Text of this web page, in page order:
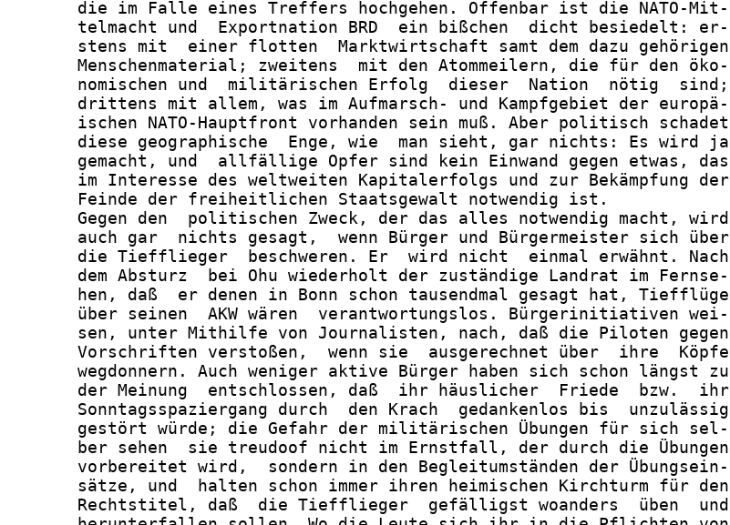
       die im Falle eines Treffers hochgehen. Offenbar ist die NATO-Mit-
       telmacht und  Exportnation BRD  ein bißchen  dicht besiedelt: er-
       stens mit  einer flotten  Marktwirtschaft samt dem dazu gehörigen
       Menschenmaterial; zweitens  mit den Atommeilern, die für den öko-
       nomischen und  militärischen Erfolg  dieser  Nation  nötig  sind;
       drittens mit allem, was im Aufmarsch- und Kampfgebiet der europä-
       ischen NATO-Hauptfront vorhanden sein muß. Aber politisch schadet
       diese geographische  Enge, wie  man sieht, gar nichts: Es wird ja
       gemacht, und  allfällige Opfer sind kein Einwand gegen etwas, das
       im Interesse des weltweiten Kapitalerfolgs und zur Bekämpfung der
       Feinde der freiheitlichen Staatsgewalt notwendig ist.
       Gegen den  politischen Zweck, der das alles notwendig macht, wird
       auch gar  nichts gesagt,  wenn Bürger und Bürgermeister sich über
       die Tiefflieger  beschweren. Er  wird nicht  einmal erwähnt. Nach
       dem Absturz  bei Ohu wiederholt der zuständige Landrat im Fernse-
       hen, daß  er denen in Bonn schon tausendmal gesagt hat, Tiefflüge
       über seinen  AKW wären  verantwortungslos. Bürgerinitiativen wei-
       sen, unter Mithilfe von Journalisten, nach, daß die Piloten gegen
       Vorschriften verstoßen,  wenn sie  ausgerechnet über  ihre  Köpfe
       wegdonnern. Auch weniger aktive Bürger haben sich schon längst zu
       der Meinung  entschlossen, daß  ihr häuslicher  Friede  bzw.  ihr
       Sonntagsspaziergang durch  den Krach  gedankenlos bis  unzulässig
       gestört würde; die Gefahr der militärischen Übungen für sich sel-
       ber sehen  sie treudoof nicht im Ernstfall, der durch die Übungen
       vorbereitet wird,  sondern in den Begleitumständen der Übungsein-
       sätze, und  halten schon immer ihren heimischen Kirchturm für den
       Rechtstitel, daß  die Tiefflieger  gefälligst woanders  üben  und